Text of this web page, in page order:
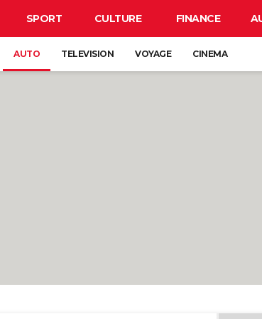
SPORT CULTURE FINANCE
AUTO TELEVISION VOYAGE CINEMA